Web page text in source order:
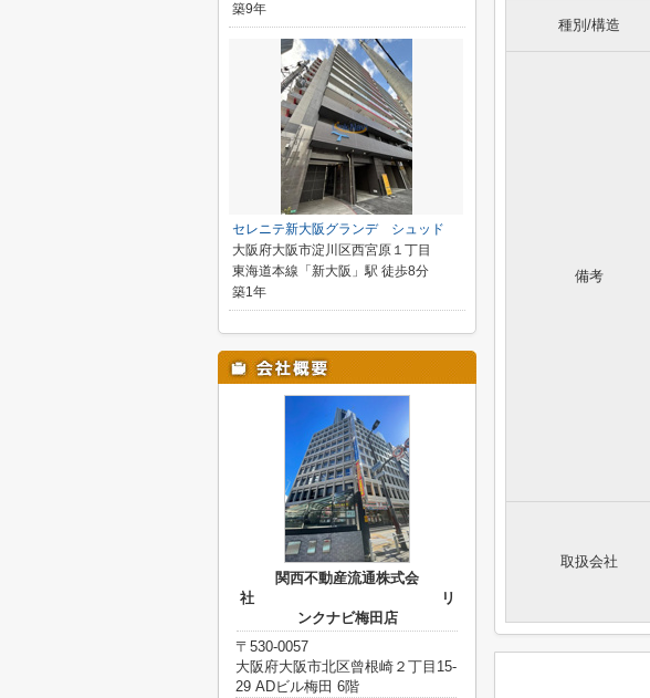
種別/構造
備考
取扱会社
築9年
セレニテ新大阪グランデ シュッド
大阪府大阪市淀川区西宮原１丁目
東海道本線「新大阪」駅 徒歩8分
築1年
関西不動産流通株式会
社 リ
ンクナビ梅田店
〒530-0057
大阪府大阪市北区曾根崎２丁目15-
29 ADビル梅田 6階